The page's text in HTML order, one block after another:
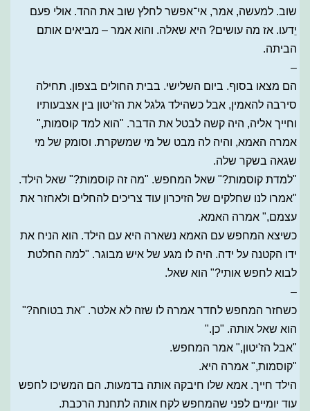
שוב. למעשה, אמר, אי־אפשר לחלץ שוב את ההד. אולי פעם
יֵדעו. אז מה עושים? היא שאלה. והוא אמר – מביאים אותם
הביתה.
–
הם מצאו בסוף. ביום השלישי. בבית החולים בצפון. תחילה
סירבה להאמין, אבל כשהילד גלגל את הז'יטון בין אצבעותיו
וחייך אליה, היה קשה לבטל את הדבר. "הוא למד קוסמות,"
אמרה האמא, והיה לה מבט של מי שמשקרת. וסומק של מי
שגאה בשקר שלה.
"למדת קוסמות?" שאל המחפש. "מה זה קוסמות?" שאל הילד.
"אמרו לנו שחלקים של הזיכרון עוד צריכים להחלים ולאחזר את
עצמם," אמרה האמא.
כשיצא המחפש עם האמא נשארה היא עם הילד. הוא הניח את
ידו הקטנה על ידה. היה לו מגע של איש מבוגר. "למה החלטת
לבוא לחפש אותי?" הוא שאל.
–
כשחזר המחפש לחדר אמרה לו שזה לא אלטר. "את בטוחה?"
הוא שאל אותה. "כן."
"אבל הז'יטון," אמר המחפש.
"קוסמות," אמרה היא.
הילד חייך. אמא שלו חיבקה אותה בדמעות. הם המשיכו לחפש
עוד יומיים לפני שהמחפש לקח אותה לתחנת הרכבת.